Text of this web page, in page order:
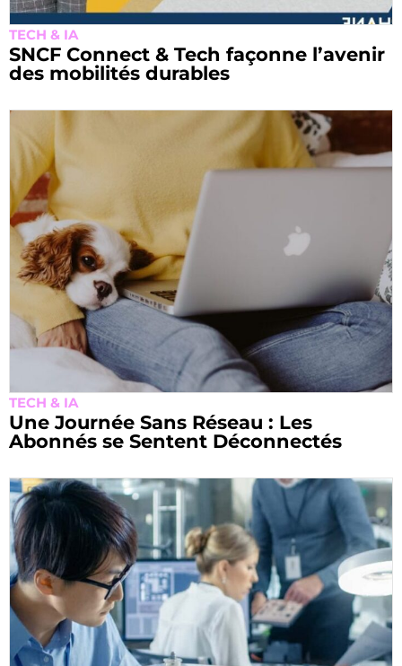
TECH & IA
SNCF Connect & Tech façonne l’avenir
des mobilités durables
TECH & IA
Une Journée Sans Réseau : Les
Abonnés se Sentent Déconnectés